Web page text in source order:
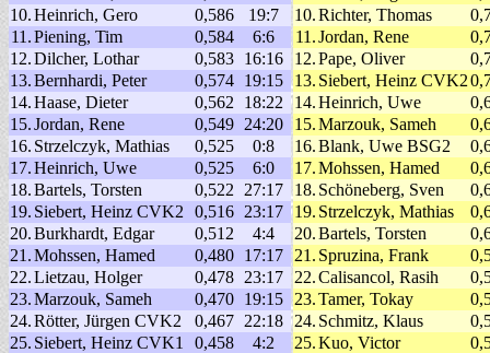
10.Heinrich, Gero 0,586 19:7 10.Richter, Thomas
11.Piening, Tim 0,584 6:6 11.Jordan, Rene
12.Dilcher, Lothar 0,583 16:16 12.Pape, Oliver
13.Bernhardi, Peter 0,574 19:15 13. Siebert, Heinz CVK2
14.Haase, Dieter 0,562 18:22 14.Heinrich, Uwe
15.Jordan, Rene 0,549 24:20 15.Marzouk, Sameh
16. Strzelczyk, Mathias 0,525 0:8 16.Blank, Uwe BSG2
17.Heinrich, Uwe 0,525 6:0 17.Mohssen, Hamed
18.Bartels, Torsten 0,522 27:17 18. Schöneberg, Sven
19. Siebert, Heinz CVK2 0,516 23:17 19. Strzelczyk, Mathias
20.Burkhardt, Edgar 0,512 4:4 20.Bartels, Torsten
21.Mohssen, Hamed 0,480 17:17 21. Spruzina, Frank
22.Lietzau, Holger 0,478 23:17 22.Calisancol, Rasih
23.Marzouk, Sameh 0,470 19:15 23.Tamer, Tokay
24.Rötter, Jürgen CVK2 0,467 22:18 24. Schmitz, Klaus
25. Siebert, Heinz CVK1 0,458 4:2 25.Kuo, Victor